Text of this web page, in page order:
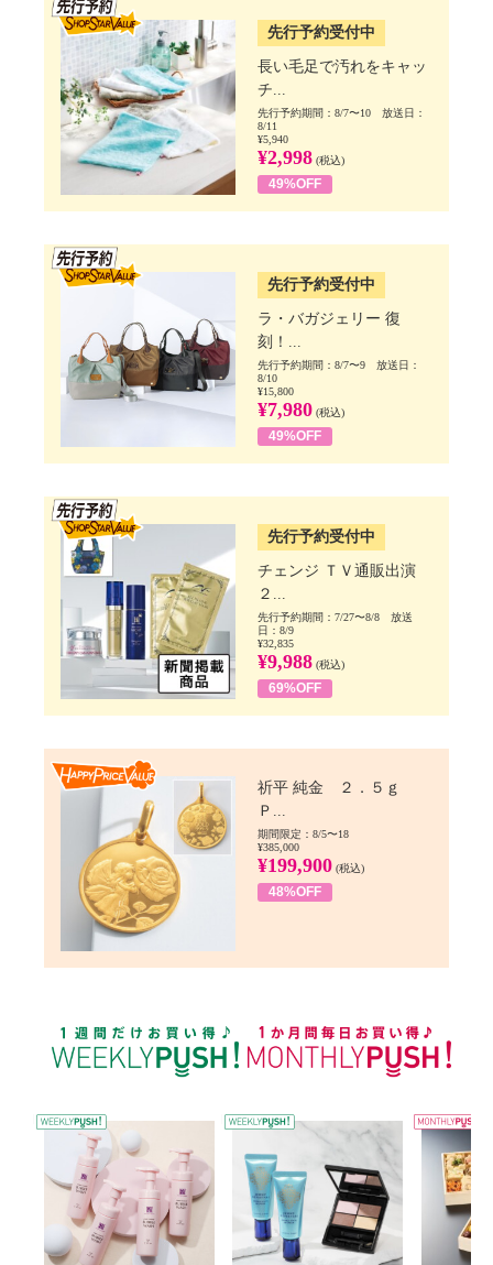
先行予約受付中
長い毛足で汚れをキャッ
チ...
先行予約期間：8/7〜10 放送日：
8/11
¥5,940
¥2,998 (税込)
49%OFF
先行予約受付中
ラ・バガジェリー 復
刻！...
先行予約期間：8/7〜9 放送日：
8/10
¥15,800
¥7,980 (税込)
49%OFF
先行予約受付中
チェンジ ＴＶ通販出演
２...
先行予約期間：7/27〜8/8 放送
日：8/9
¥32,835
¥9,988 (税込)
69%OFF
祈平 純金 ２．５ｇ
Ｐ...
期間限定：8/5〜18
¥385,000
¥199,900 (税込)
48%OFF
WEEKLY PUSH